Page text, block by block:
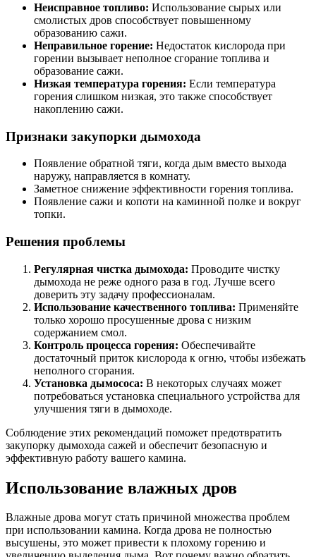
Неисправное топливо: Использование сырых или
смолистых дров способствует повышенному
образованию сажи.
Неправильное горение: Недостаток кислорода при
горении вызывает неполное сгорание топлива и
образование сажи.
Низкая температура горения: Если температура
горения слишком низкая, это также способствует
накоплению сажи.
Признаки закупорки дымохода
Появление обратной тяги, когда дым вместо выхода
наружу, направляется в комнату.
Заметное снижение эффективности горения топлива.
Появление сажи и копоти на каминной полке и вокруг
топки.
Решения проблемы
Регулярная чистка дымохода: Проводите чистку
дымохода не реже одного раза в год. Лучше всего
доверить эту задачу профессионалам.
Использование качественного топлива: Применяйте
только хорошо просушенные дрова с низким
содержанием смол.
Контроль процесса горения: Обеспечивайте
достаточный приток кислорода к огню, чтобы избежать
неполного сгорания.
Установка дымососа: В некоторых случаях может
потребоваться установка специального устройства для
улучшения тяги в дымоходе.
Соблюдение этих рекомендаций поможет предотвратить
закупорку дымохода сажей и обеспечит безопасную и
эффективную работу вашего камина.
Использование влажных дров
Влажные дрова могут стать причиной множества проблем
при использовании камина. Когда дрова не полностью
высушены, это может привести к плохому горению и